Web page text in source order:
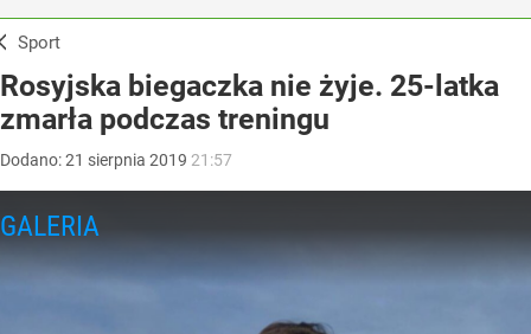
Sport
Rosyjska biegaczka nie żyje. 25-latka
zmarła podczas treningu
Dodano:21 sierpnia 2019 21:57